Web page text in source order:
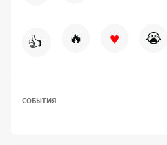
👍 🔥 ♥ 😭
СОБЫТИЯ